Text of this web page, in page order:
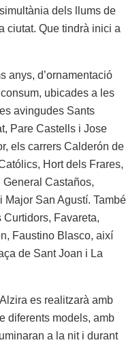
dels llums de
ciutat. Que tindrà inici a
anys, d’ornamentació
ubicades a les
avingudes Sants
Pare Castells i Jose
els carrers Calderón de
Hort dels Frares,
Castaños,
Major San Agustí. També
Favareta,
Faustino Blasco, així
de Sant Joan i La
es realitzarà amb
diferents models, amb
a la nit i durant